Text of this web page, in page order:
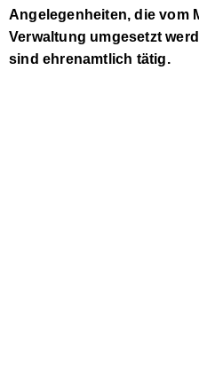
Angelegenheiten, die vom
Verwaltung umgesetzt
sind ehrenamtlich tätig.